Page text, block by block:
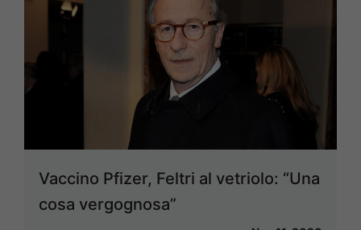
Vaccino Pfizer, Feltri al vetriolo: “Una
cosa vergognosa”